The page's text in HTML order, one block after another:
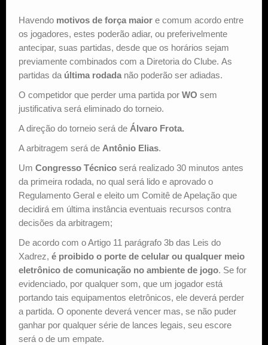
Havendo motivos de força maior e comum acordo entre
os jogadores, estes poderão adiar, ou preferivelmente
antecipar, suas partidas, desde que os horários sejam
previamente combinados com a Diretoria do Clube. As
partidas da última rodada não poderão ser adiadas.
O competidor que perder uma partida por WO sem
justificativa será eliminado do torneio.
A direção do torneio será de Álvaro Frota.
A arbitragem será de Antônio Elias.
Um Congresso Técnico será realizado 30 minutos antes
da primeira rodada, no qual será lido e aprovado o
Regulamento Geral e eleito um Comitê de Apelação que
decidirá em última instância eventuais recursos contra
decisões da arbitragem;
De acordo com o Artigo 11 parágrafo 3b das Leis do
Xadrez, é proibido o porte de celular ou qualquer meio
eletrônico de comunicação no ambiente de jogo. Se for
evidenciado, por qualquer som, que um jogador está
portando tais equipamentos eletrônicos, ele deverá perder
a partida. O oponente deverá vencer mas, se não puder
ganhar por qualquer série de lances legais, seu escore
será o de um empate.